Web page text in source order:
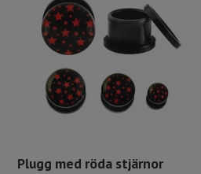
Plugg med röda stjärnor